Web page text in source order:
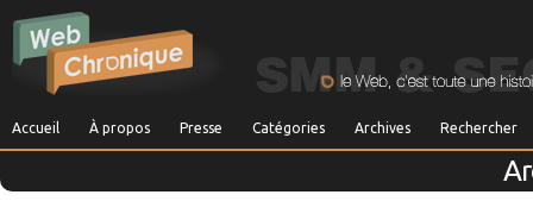
Accueil À propos Presse Catégories Archives Rechercher